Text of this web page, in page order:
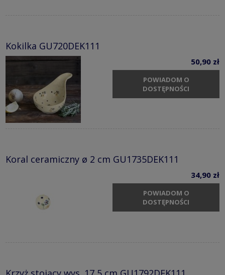
Kokilka GU720DEK111
50,90 zł
POWIADOM O
DOSTĘPNOŚCI
Koral ceramiczny ø 2 cm GU1735DEK111
34,90 zł
POWIADOM O
DOSTĘPNOŚCI